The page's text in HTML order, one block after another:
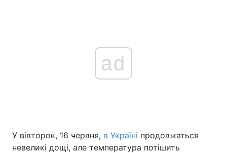
ad
У вівторок, 16 червня, в Україні продовжаться
невеликі дощі, але температура потішить